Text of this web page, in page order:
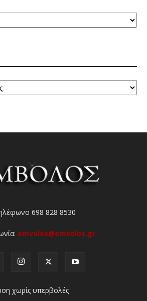
698 828 8530
emvolos@emvolos.gr
χωρίς υπερβολές